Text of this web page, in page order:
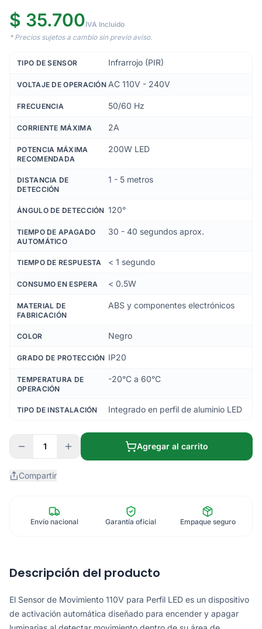
$ 35.700IVA Incluido
* Precios sujetos a cambio sin previo aviso.
TIPO DE SENSOR Infrarrojo (PIR)
VOLTAJE DE OPERACIÓN AC 110V - 240V
FRECUENCIA 50/60 Hz
CORRIENTE MÁXIMA 2A
POTENCIA MÁXIMA
RECOMENDADA
200W LED
DISTANCIA DE
DETECCIÓN
1 - 5 metros
ÁNGULO DE DETECCIÓN 120°
TIEMPO DE APAGADO
AUTOMÁTICO
30 - 40 segundos aprox.
TIEMPO DE RESPUESTA < 1 segundo
CONSUMO EN ESPERA < 0.5W
MATERIAL DE
FABRICACIÓN
ABS y componentes electrónicos
COLOR Negro
GRADO DE PROTECCIÓN IP20
TEMPERATURA DE
OPERACIÓN
-20°C a 60°C
TIPO DE INSTALACIÓN Integrado en perfil de aluminio LED
1 Agregar al carrito
Compartir
Envío nacional Garantía oficial Empaque seguro
Descripción del producto
El Sensor de Movimiento 110V para Perfil LED es un dispositivo
de activación automática diseñado para encender y apagar